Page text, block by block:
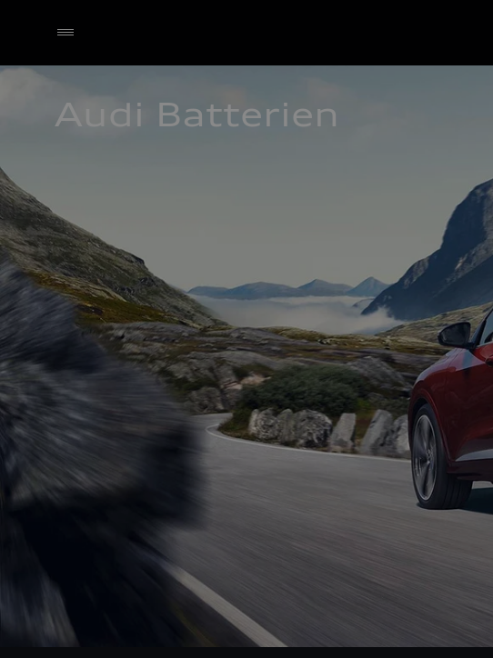
Audi Batterien